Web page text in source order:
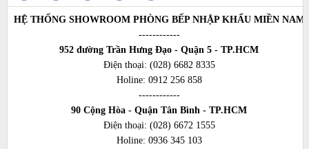
HỆ THỐNG SHOWROOM PHÒNG BẾP NHẬP KHẨU MIỀN NAM
------------
952 đường Trần Hưng Đạo - Quận 5 - TP.HCM
Điện thoại: (028) 6682 8335
Holine: 0912 256 858
------------
90 Cộng Hòa - Quận Tân Bình - TP.HCM
Điện thoại: (028) 6672 1555
Holine: 0936 345 103